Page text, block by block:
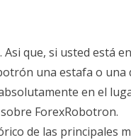
que, si usted está
una estafa o
en el
ForexRobotron.
de las principales